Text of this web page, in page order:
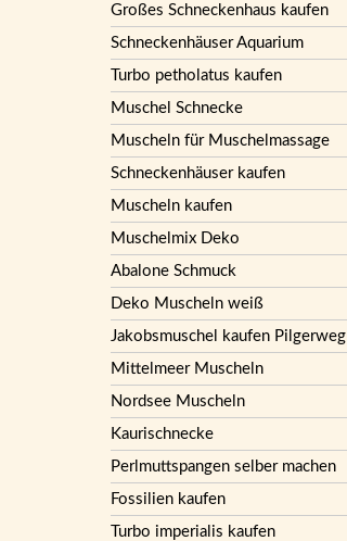
Großes Schneckenhaus kaufen
Schneckenhäuser Aquarium
Turbo petholatus kaufen
Muschel Schnecke
Muscheln für Muschelmassage
Schneckenhäuser kaufen
Muscheln kaufen
Muschelmix Deko
Abalone Schmuck
Deko Muscheln weiß
Jakobsmuschel kaufen Pilgerweg
Mittelmeer Muscheln
Nordsee Muscheln
Kaurischnecke
Perlmuttspangen selber machen
Fossilien kaufen
Turbo imperialis kaufen